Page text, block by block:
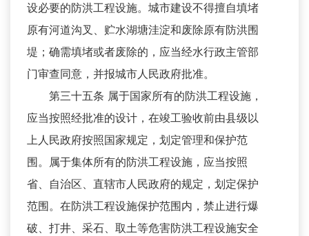
设必要的防洪工程设施。城市建设不得擅自填堵
原有河道沟叉、贮水湖塘洼淀和废除原有防洪围
堤；确需填堵或者废除的，应当经水行政主管部
门审查同意，并报城市人民政府批准。
第三十五条 属于国家所有的防洪工程设施，
应当按照经批准的设计，在竣工验收前由县级以
上人民政府按照国家规定，划定管理和保护范
围。属于集体所有的防洪工程设施，应当按照
省、自治区、直辖市人民政府的规定，划定保护
范围。在防洪工程设施保护范围内，禁止进行爆
破、打井、采石、取土等危害防洪工程设施安全